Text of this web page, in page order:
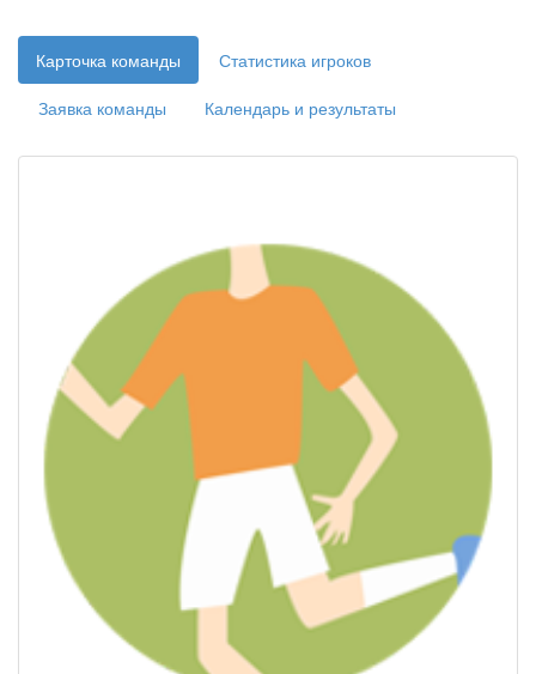
Карточка команды
Статистика игроков
Заявка команды
Календарь и результаты